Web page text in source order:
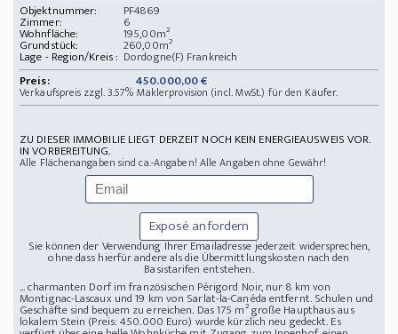
Objektnummer:
PF4869
Zimmer: 6
Wohnfläche: 195,00m²
Grundstück: 260,00m²
Lage - Region/Kreis : Dordogne(F) Frankreich
Preis:
450.000,00 €
Verkaufspreis zzgl. 3.57% Maklerprovision (incl. MwSt.) für den Käufer.
ZU DIESER IMMOBILIE LIEGT DERZEIT NOCH KEIN ENERGIEAUSWEIS VOR.
IN VORBEREITUNG.
Alle Flächenangaben sind ca.-Angaben! Alle Angaben ohne Gewähr!
Exposé anfordern
Sie können der Verwendung Ihrer Emailadresse jederzeit widersprechen,
ohne dass hierfür andere als die Übermittlungskosten nach den
Basistarifen entstehen.
... charmanten Dorf im französischen Périgord Noir, nur 8 km von
Montignac-Lascaux und 19 km von Sarlat-la-Canéda entfernt. Schulen und
Geschäfte sind bequem zu erreichen. Das 175 m² große Haupthaus aus
lokalem Stein (Preis: 450.000 Euro) wurde kürzlich neu gedeckt. Es